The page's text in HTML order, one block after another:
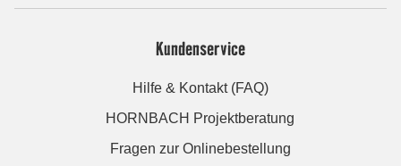
Kundenservice
Hilfe & Kontakt (FAQ)
HORNBACH Projektberatung
Fragen zur Onlinebestellung